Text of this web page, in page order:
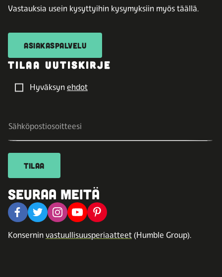
Vastauksia usein kysyttyihin kysymyksiin myös täällä.
ASIAKASPALVELU
TILAA UUTISKIRJE
Hyväksyn ehdot
TILAA
SEURAA MEITÄ
Konsernin vastuullisuusperiaatteet (Humble Group).